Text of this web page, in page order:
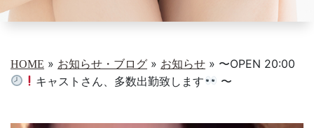
HOME » お知らせ・ブログ » お知らせ » 〜OPEN 20:00
キャストさん、多数出勤致します
〜